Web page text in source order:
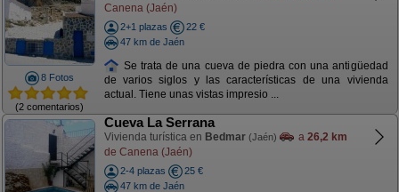
8 Fotos
(2 comentarios)
Canena (Jaén)
2+1 plazas
22 €
47 km de Jaén
Se trata de una cueva de piedra con una antigüedad
de varios siglos y las características de una vivienda
actual. Tiene unas vistas impresio ...
Cueva La Serrana
Vivienda turística en Bedmar (Jaén) a 26,2 km
de Canena (Jaén)
2-4 plazas
25 €
47 km de Jaén